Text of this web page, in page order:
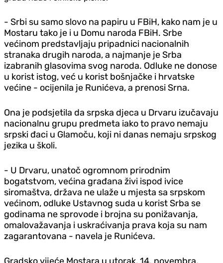
- Srbi su samo slovo na papiru u FBiH, kako nam je u
Mostaru tako je i u Domu naroda FBiH. Srbe
većinom predstavljaju pripadnici nacionalnih
stranaka drugih naroda, a najmanje je Srba
izabranih glasovima svog naroda. Odluke ne donose
u korist istog, već u korist bošnjačke i hrvatske
većine - ocijenila je Runićeva, a prenosi Srna.
Ona je podsjetila da srpska djeca u Drvaru izučavaju
nacionalnu grupu predmeta iako to pravo nemaju
srpski đaci u Glamoču, koji ni danas nemaju srpskog
jezika u školi.
- U Drvaru, unatoč ogromnom prirodnim
bogatstvom, većina građana živi ispod ivice
siromaštva, država ne ulaže u mjesta sa srpskom
većinom, odluke Ustavnog suda u korist Srba se
godinama ne sprovode i brojna su ponižavanja,
omalovažavanja i uskraćivanja prava koja su nam
zagarantovana - navela je Runićeva.